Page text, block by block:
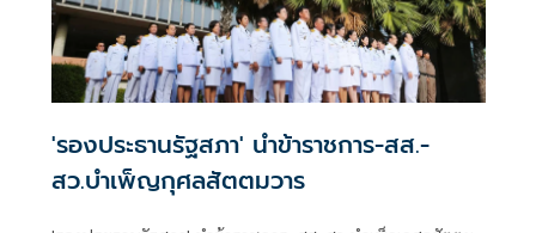
'รองประธานรัฐสภา' นำข้าราชการ-สส.-
สว.บำเพ็ญกุศลสัตตมวาร